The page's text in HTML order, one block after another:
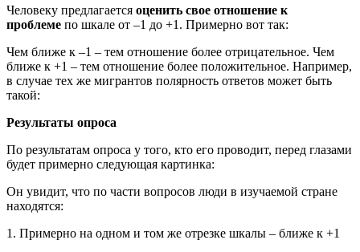
Человеку предлагается оценить свое отношение к
проблеме по шкале от –1 до +1. Примерно вот так:
Чем ближе к –1 – тем отношение более отрицательное. Чем
ближе к +1 – тем отношение более положительное. Например,
в случае тех же мигрантов полярность ответов может быть
такой:
Результаты опроса
По результатам опроса у того, кто его проводит, перед глазами
будет примерно следующая картинка:
Он увидит, что по части вопросов люди в изучаемой стране
находятся:
1. Примерно на одном и том же отрезке шкалы – ближе к +1